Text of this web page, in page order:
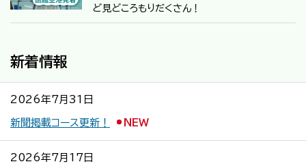
ど見どころもりだくさん！
新着情報
2026年7月31日
新聞掲載コース更新！ NEW
2026年7月17日